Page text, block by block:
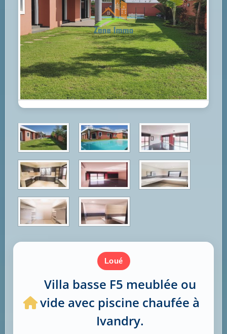
loué
Villa basse F5 meublée ou
vide avec piscine chaufée à
Ivandry.